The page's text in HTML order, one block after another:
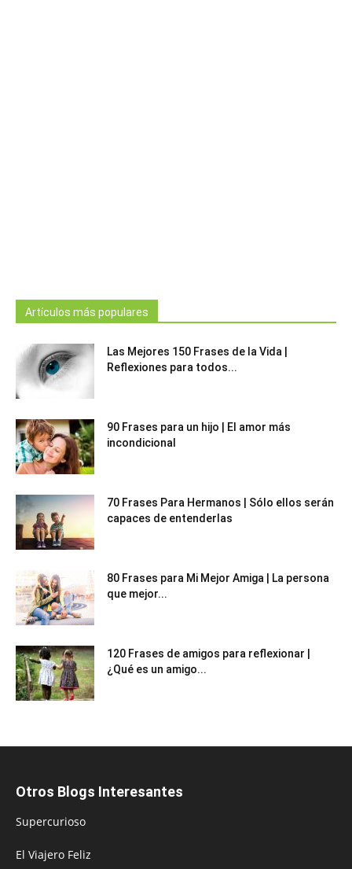
Artículos más populares
Las Mejores 150 Frases de la Vida |
Reflexiones para todos...
90 Frases para un hijo | El amor más
incondicional
70 Frases Para Hermanos | Sólo ellos serán
capaces de entenderlas
80 Frases para Mi Mejor Amiga | La persona
que mejor...
120 Frases de amigos para reflexionar |
¿Qué es un amigo...
Otros Blogs Interesantes
Supercurioso
El Viajero Feliz